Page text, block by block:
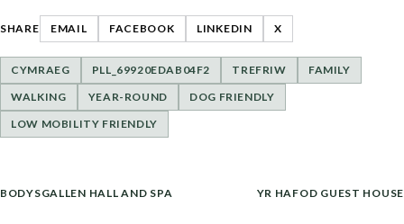
SHARE EMAIL FACEBOOK LINKEDIN X
CYMRAEG PLL_69920EDAB04F2 TREFRIW
FAMILY
WALKING
YEAR-ROUND
DOG FRIENDLY
LOW MOBILITY FRIENDLY
LLYWIO
BODYSGALLEN HALL AND SPA YR HAFOD GUEST HOUSE